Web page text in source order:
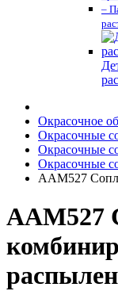
–
Окрасочное
Окрасочные
Окрасочные
Окрасочные
AAM527
AAM527